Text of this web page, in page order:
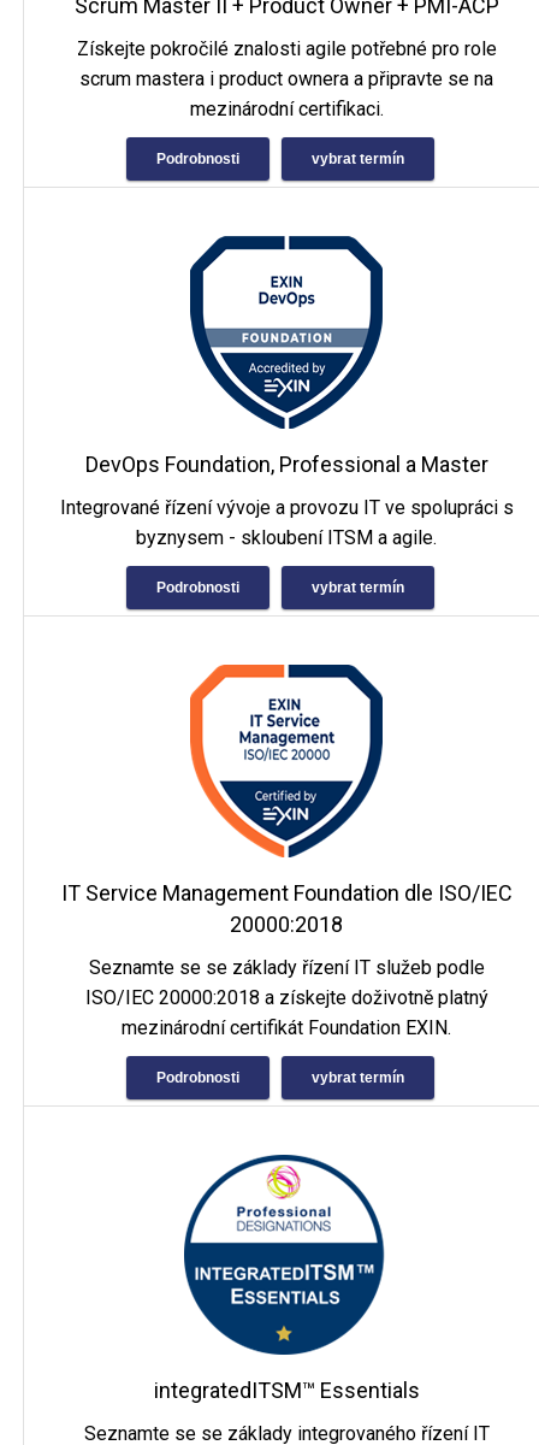
Scrum Master II + Product Owner + PMI-ACP
Získejte pokročilé znalosti agile potřebné pro role
scrum mastera i product ownera a připravte se na
mezinárodní certifikaci.
Podrobnosti vybrat termín
DevOps Foundation, Professional a Master
Integrované řízení vývoje a provozu IT ve spolupráci s
byznysem - skloubení ITSM a agile.
Podrobnosti vybrat termín
IT Service Management Foundation dle ISO/IEC
20000:2018
Seznamte se se základy řízení IT služeb podle
ISO/IEC 20000:2018 a získejte doživotně platný
mezinárodní certifikát Foundation EXIN.
Podrobnosti vybrat termín
integratedITSM™ Essentials
Seznamte se se základy integrovaného řízení IT